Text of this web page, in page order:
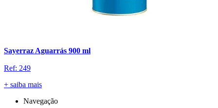
Sayerraz Aguarrás 900 ml
Ref: 249
+ saiba mais
Navegação